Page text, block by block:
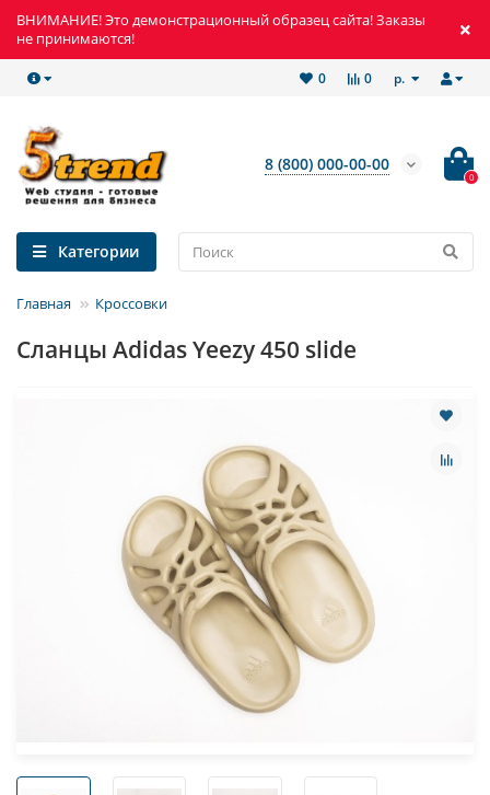
ВНИМАНИЕ! Это демонстрационный образец сайта! Заказы
не принимаются!
р.
0
0
8 (800) 000-00-00
0
Категории
Главная Кроссовки
Сланцы Adidas Yeezy 450 slide